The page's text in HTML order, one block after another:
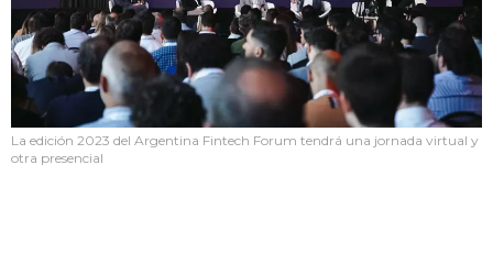
La edición 2023 del Argentina Fintech Forum tendrá una jornada virtual y
otra presencial